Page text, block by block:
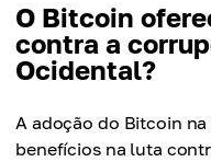
O Bitcoin
contra a
Ocidental?
A adoção do Bitcoin
benefícios na luta